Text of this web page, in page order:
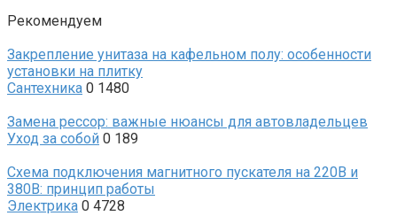
Рекомендуем
Закрепление унитаза на кафельном полу: особенности
установки на плитку
Сантехника 0 1480
Замена рессор: важные нюансы для автовладельцев
Уход за собой 0 189
Схема подключения магнитного пускателя на 220В и
380В: принцип работы
Электрика 0 4728